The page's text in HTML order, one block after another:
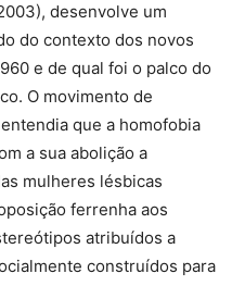
desenvolve um
do contexto dos novos
e de qual foi o palco do
O movimento de
que a homofobia
a sua abolição a
mulheres lésbicas
ferrenha aos
atribuídos a
construídos para